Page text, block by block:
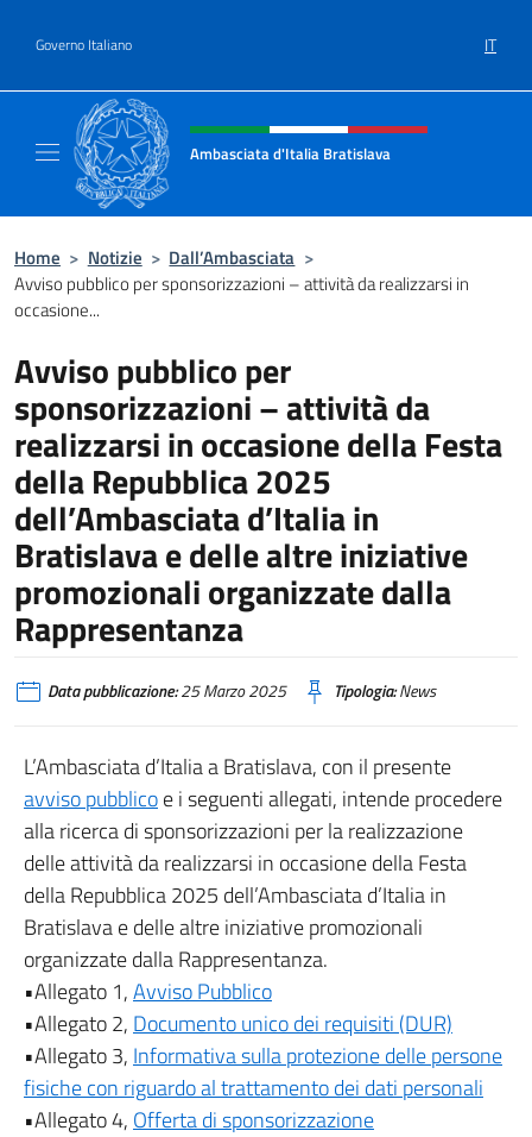
Governo Italiano IT
Intestazione sito, social e menù
Ambasciata d'Italia Bratislava
Home > Notizie > Dall’Ambasciata >
Avviso pubblico per sponsorizzazioni – attività da realizzarsi in
occasione...
Avviso pubblico per
sponsorizzazioni – attività da
realizzarsi in occasione della Festa
della Repubblica 2025
dell’Ambasciata d’Italia in
Bratislava e delle altre iniziative
promozionali organizzate dalla
Rappresentanza
Data pubblicazione:25 Marzo 2025 Tipologia:News
L’Ambasciata d’Italia a Bratislava, con il presente
avviso pubblicoe i seguenti allegati, intende procedere
alla ricerca di sponsorizzazioni per la realizzazione
delle attività da realizzarsi in occasione della Festa
della Repubblica 2025 dell’Ambasciata d’Italia in
Bratislava e delle altre iniziative promozionali
organizzate dalla Rappresentanza.
•Allegato 1,Avviso Pubblico
•Allegato 2, Documento unico dei requisiti (DUR)
•Allegato 3, Informativa sulla protezione delle persone
fisiche con riguardo al trattamento dei dati personali
•Allegato 4, Offerta di sponsorizzazione